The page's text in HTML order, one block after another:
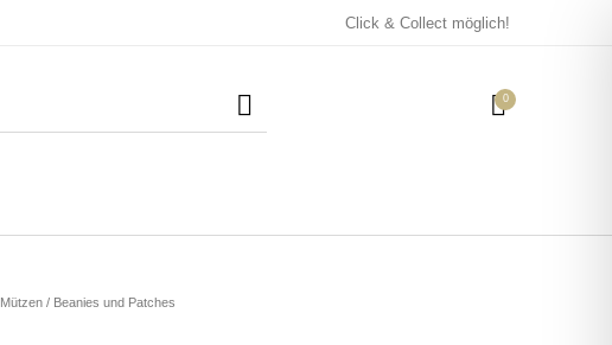
Click & Collect möglich!
0
Mützen / Beanies und Patches